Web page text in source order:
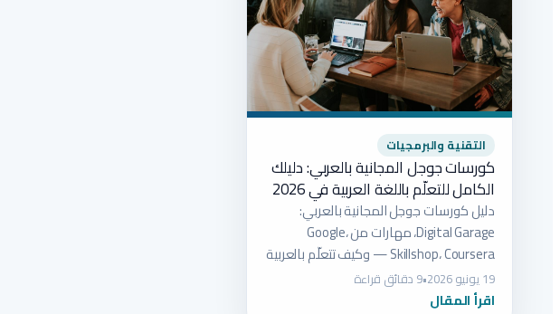
التقنية والبرمجيات
كورسات جوجل المجانية بالعربي: دليلك
الكامل للتعلّم باللغة العربية في 2026
دليل كورسات جوجل المجانية بالعربي:
Digital Garage، مهارات من Google،
Skillshop، Coursera — وكيف تتعلّم بالعربية
خطوة بخطوة.
19 يونيو 2026 •9 دقائق قراءة
اقرأ المقال